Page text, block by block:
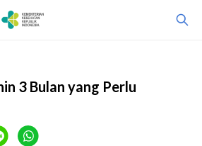
3 Bulan yang Perlu